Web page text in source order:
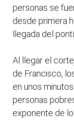
personas se
desde primera
llegada del
Al llegar el
de Francisco,
en unos
personas
exponente de